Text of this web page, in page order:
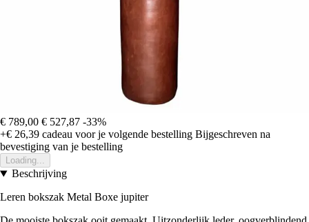
€ 789,00 € 527,87 -33%
+€ 26,39 cadeau voor je volgende bestelling Bijgeschreven na
bevestiging van je bestelling
Loading...
Beschrijving
Leren bokszak Metal Boxe jupiter